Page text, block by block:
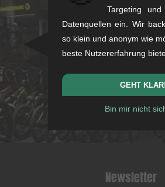
kunstform
Sa: 11-16
+49/711/
Newsletter
Targeting
Datenquellen ein. Wir
so klein und anonym wie
beste Nutzererfahrung
GEHT KLAR!
Bin mir nicht